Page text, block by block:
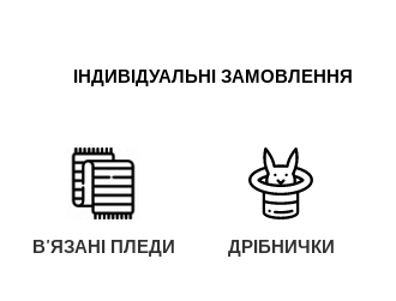
ІНДИВІДУАЛЬНІ ЗАМОВЛЕННЯ
В'ЯЗАНІ ПЛЕДИ ДРІБНИЧКИ